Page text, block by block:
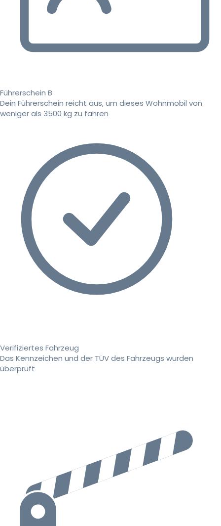
Führerschein B
Dein Führerschein reicht aus, um dieses Wohnmobil von
weniger als 3500 kg zu fahren
Verifiziertes Fahrzeug
Das Kennzeichen und der TÜV des Fahrzeugs wurden
überprüft